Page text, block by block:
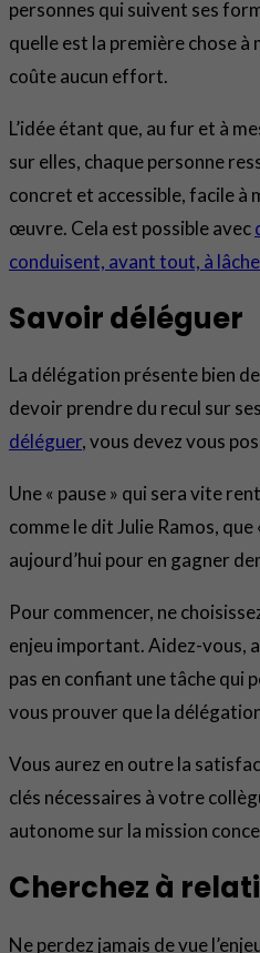
personnes qui suivent ses
quelle est la première chose à
coûte aucun effort.
L’idée étant que, au fur et à
sur elles, chaque personne
concret et accessible, facile à
œuvre. Cela est possible avec
conduisent, avant tout, à
Savoir déléguer
La délégation présente bien
devoir prendre du recul sur
déléguer, vous devez vous
Une « pause » qui sera vite
comme le dit Julie Ramos, que
aujourd’hui pour en gagner
Pour commencer, ne
enjeu important. Aidez-vous,
pas en confiant une tâche qui
vous prouver que la
Vous aurez en outre la
clés nécessaires à votre
autonome sur la mission
Cherchez à
Ne perdez jamais de vue